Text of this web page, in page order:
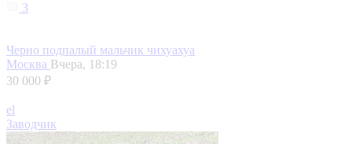
3
Черно подпалый мальчик чихуахуа
Москва Вчера, 18:19
30 000 ₽
el
Заводчик